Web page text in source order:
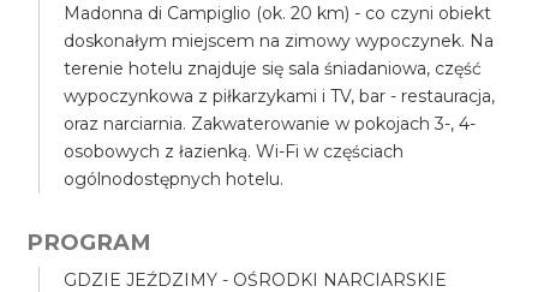
Madonna di Campiglio (ok. 20 km) - co czyni obiekt
doskonałym miejscem na zimowy wypoczynek. Na
terenie hotelu znajduje się sala śniadaniowa, część
wypoczynkowa z piłkarzykami i TV, bar - restauracja,
oraz narciarnia. Zakwaterowanie w pokojach 3-, 4-
osobowych z łazienką. Wi-Fi w częściach
ogólnodostępnych hotelu.
PROGRAM
GDZIE JEŹDZIMY - OŚRODKI NARCIARSKIE